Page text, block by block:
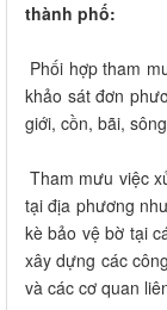
thành phố:
Phối hợp tham
khảo sát đơn
giới, cồn, bãi,
Tham mưu việc
tại địa phương
kè bảo vệ bờ tại
xây dựng các
và các cơ quan